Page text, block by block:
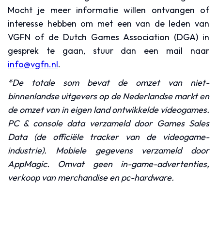
Mocht je meer informatie willen ontvangen of
interesse hebben om met een van de leden van
VGFN of de Dutch Games Association (DGA) in
gesprek te gaan, stuur dan een mail naar
info@vgfn.nl.
*De totale som bevat de omzet van niet-
binnenlandse uitgevers op de Nederlandse markt en
de omzet van in eigen land ontwikkelde videogames.
PC & console data verzameld door Games Sales
Data (de officiële tracker van de videogame-
industrie). Mobiele gegevens verzameld door
AppMagic. Omvat geen in-game-advertenties,
verkoop van merchandise en pc-hardware.